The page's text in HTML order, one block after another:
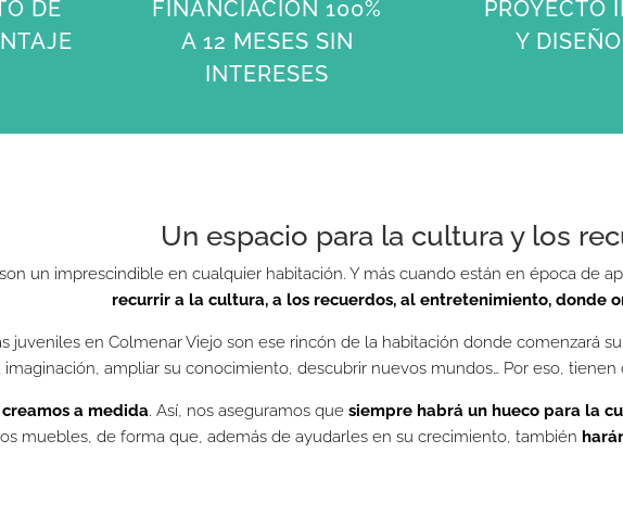
DE
FINANCIACIÓN 100%
A 12 MESES SIN
INTERESES
PROYECTO
Y
Un espacio para la cultura y los
un imprescindible en cualquier habitación. Y más cuando están en época de
recurrir a la cultura, a los recuerdos, al entretenimiento, donde
juveniles en Colmenar Viejo son ese rincón de la habitación donde comenzará
imaginación, ampliar su conocimiento, descubrir nuevos mundos… Por eso,
a medida. Así, nos aseguramos que siempre habrá un hueco para la
muebles, de forma que, además de ayudarles en su crecimiento, también